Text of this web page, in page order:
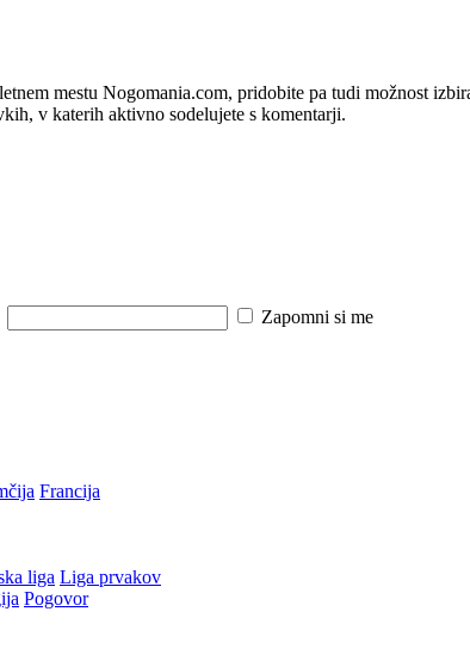
mestu Nogomania.com, pridobite pa tudi možnost
v katerih aktivno sodelujete s komentarji.
Zapomni si me
Francija
liga Liga prvakov
Pogovor